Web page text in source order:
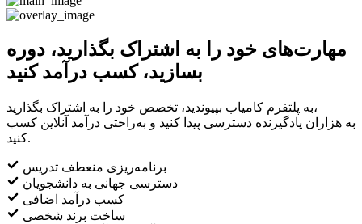
مهارت‌های خود را به اشتراک بگذارید، دوره
بسازید، کسب درآمد کنید
به پلتفرم کامیاب بپیوندید، تخصص خود را به اشتراک بگذارید،
به هزاران یادگیرنده دسترسی پیدا کنید و به‌راحتی درآمد آنلاین کسب
کنید.
برنامه‌ریزی منعطف تدریس
دسترسی جهانی به دانشجویان
کسب درآمد اضافی
ساخت برند شخصی